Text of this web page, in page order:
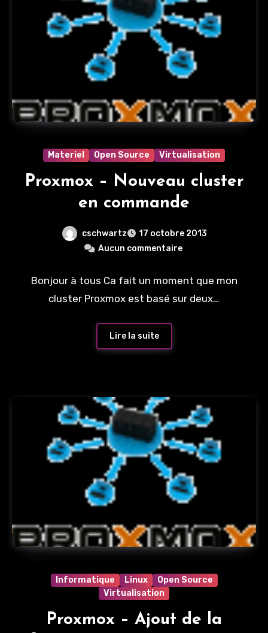
Materiel Open Source Virtualisation
Proxmox – Nouveau cluster
en commande
cschwartz
17 octobre 2013
Aucun commentaire
Bonjour à tous Ca fait un moment que mon
cluster Proxmox est basé sur deux…
Lire la suite
Informatique Linux
Open Source
Virtualisation
Proxmox – Ajout de la